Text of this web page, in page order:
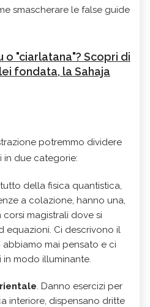
smascherare le false guide
o "ciarlatana"? Scopri di
fondata, la Sahaja
potremmo dividere
in due categorie:
della fisica quantistica,
a colazione, hanno una,
magistrali dove si
equazioni. Ci descrivono il
mai pensato e ci
modo illuminante.
. Danno esercizi per
interiore, dispensano dritte